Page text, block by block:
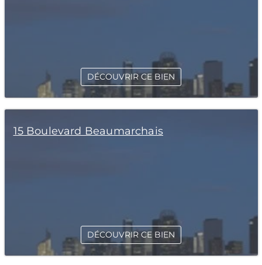
DÉCOUVRIR CE BIEN
15 Boulevard Beaumarchais
DÉCOUVRIR CE BIEN